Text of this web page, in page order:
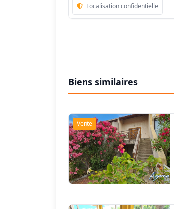
Localisation confidentielle
Biens similaires
Vente